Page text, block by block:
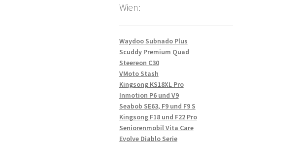
Wien:
Waydoo Subnado Plus
Scuddy Premium Quad
Steereon C30
VMoto Stash
Kingsong KS18XL Pro
Inmotion P6 und V9
Seabob SE63, F9 und F9 S
Kingsong F18 und F22 Pro
Seniorenmobil Vita Care
Evolve Diablo Serie